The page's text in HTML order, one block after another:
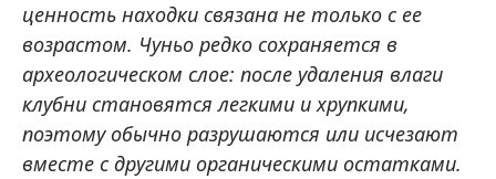
ценность находки связана не только с ее
возрастом. Чуньо редко сохраняется в
археологическом слое: после удаления влаги
клубни становятся легкими и хрупкими,
поэтому обычно разрушаются или исчезают
вместе с другими органическими остатками.